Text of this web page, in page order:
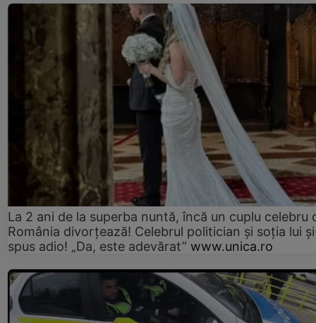
La 2 ani de la superba nuntă, încă un cuplu celebru
România divorțează! Celebrul politician și soția lui
spus adio! „Da, este adevărat” www.unica.ro